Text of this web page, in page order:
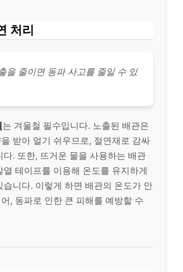
처리
을 줄이면 동파 사고를 줄일 수 있
는 겨울철 필수입니다. 노출된 배관은
받아 얼기 쉬우므로, 절연재로 감싸
다. 또한, 뜨거운 물을 사용하는 배관
열 테이프를 이용해 온도를 유지하게
습니다. 이렇게 하면 배관의 온도가 안
, 동파로 인한 큰 피해를 예방할 수